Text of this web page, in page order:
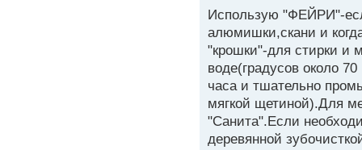
Использую "ФЕЙРИ"-
алюмишки,скани и
"крошки"-для стирки и
воде(градусов около
часа и тшательно
мягкой щетиной).Для
"Санита".Если
деревянной